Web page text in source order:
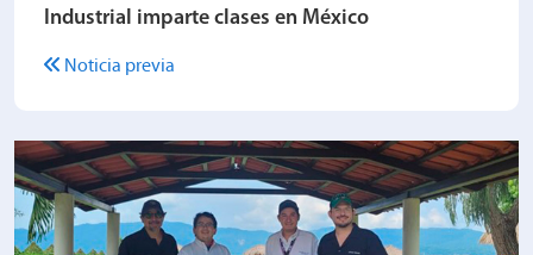
Industrial imparte clases en México
Noticia previa